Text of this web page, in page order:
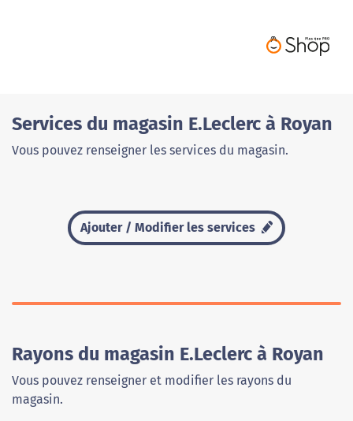
Services du magasin E.Leclerc à Royan
Vous pouvez renseigner les services du magasin.
Ajouter / Modifier les services
Rayons du magasin E.Leclerc à Royan
Vous pouvez renseigner et modifier les rayons du
magasin.